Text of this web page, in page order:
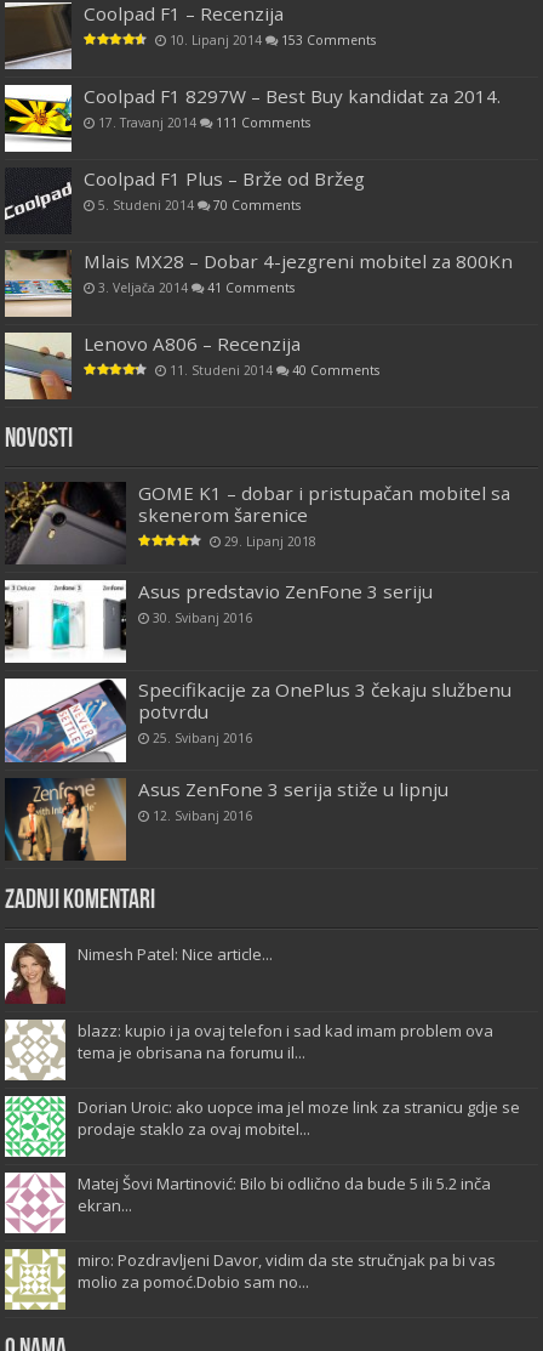
Coolpad F1 – Recenzija
10. Lipanj 2014 153 Comments
Coolpad F1 8297W – Best Buy kandidat za 2014.
17. Travanj 2014 111 Comments
Coolpad F1 Plus – Brže od Bržeg
5. Studeni 2014 70 Comments
Mlais MX28 – Dobar 4-jezgreni mobitel za 800Kn
3. Veljača 2014 41 Comments
Lenovo A806 – Recenzija
11. Studeni 2014 40 Comments
Novosti
GOME K1 – dobar i pristupačan mobitel sa
skenerom šarenice
29. Lipanj 2018
Asus predstavio ZenFone 3 seriju
30. Svibanj 2016
Specifikacije za OnePlus 3 čekaju službenu
potvrdu
25. Svibanj 2016
Asus ZenFone 3 serija stiže u lipnju
12. Svibanj 2016
Zadnji komentari
Nimesh Patel: Nice article...
blazz: kupio i ja ovaj telefon i sad kad imam problem ova
tema je obrisana na forumu il...
Dorian Uroic: ako uopce ima jel moze link za stranicu gdje se
prodaje staklo za ovaj mobitel...
Matej Šovi Martinović: Bilo bi odlično da bude 5 ili 5.2 inča
ekran...
miro: Pozdravljeni Davor, vidim da ste stručnjak pa bi vas
molio za pomoć.Dobio sam no...